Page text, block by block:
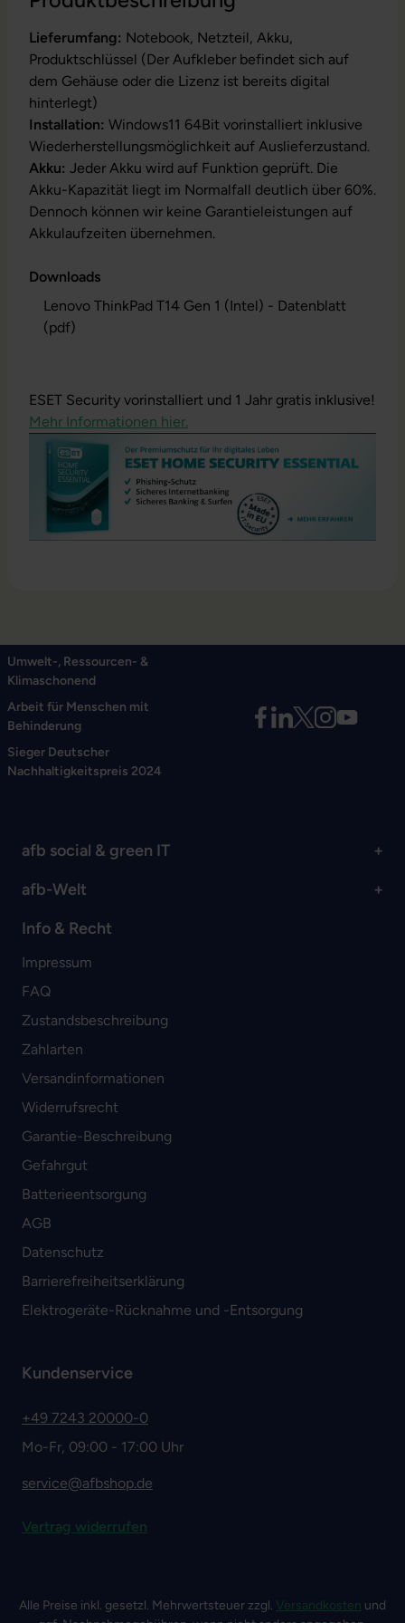
Lieferumfang: Notebook, Netzteil, Akku,
Produktschlüssel (Der Aufkleber befindet sich auf
dem Gehäuse oder die Lizenz ist bereits digital
hinterlegt)
Installation: Windows11 64Bit vorinstalliert inklusive
Wiederherstellungsmöglichkeit auf Auslieferzustand.
Akku: Jeder Akku wird auf Funktion geprüft. Die
Akku-Kapazität liegt im Normalfall deutlich über 60%.
Dennoch können wir keine Garantieleistungen auf
Akkulaufzeiten übernehmen.
Downloads
Lenovo ThinkPad T14 Gen 1 (Intel) - Datenblatt
(pdf)
ESET Security vorinstalliert und 1 Jahr gratis inklusive!
Mehr Informationen hier.
Umwelt-, Ressourcen- &
Klimaschonend
Arbeit für Menschen mit
Behinderung
Sieger Deutscher
Nachhaltigkeitspreis 2024
afb social & green IT
afb-Welt
Info & Recht
Impressum
FAQ
Zustandsbeschreibung
Zahlarten
Versandinformationen
Widerrufsrecht
Garantie-Beschreibung
Gefahrgut
Batterieentsorgung
AGB
Datenschutz
Barrierefreiheitserklärung
Elektrogeräte-Rücknahme und -Entsorgung
Kundenservice
+49 7243 20000-0
Mo-Fr, 09:00 - 17:00 Uhr
service@afbshop.de
Vertrag widerrufen
Alle Preise inkl. gesetzl. Mehrwertsteuer zzgl. Versandkosten und